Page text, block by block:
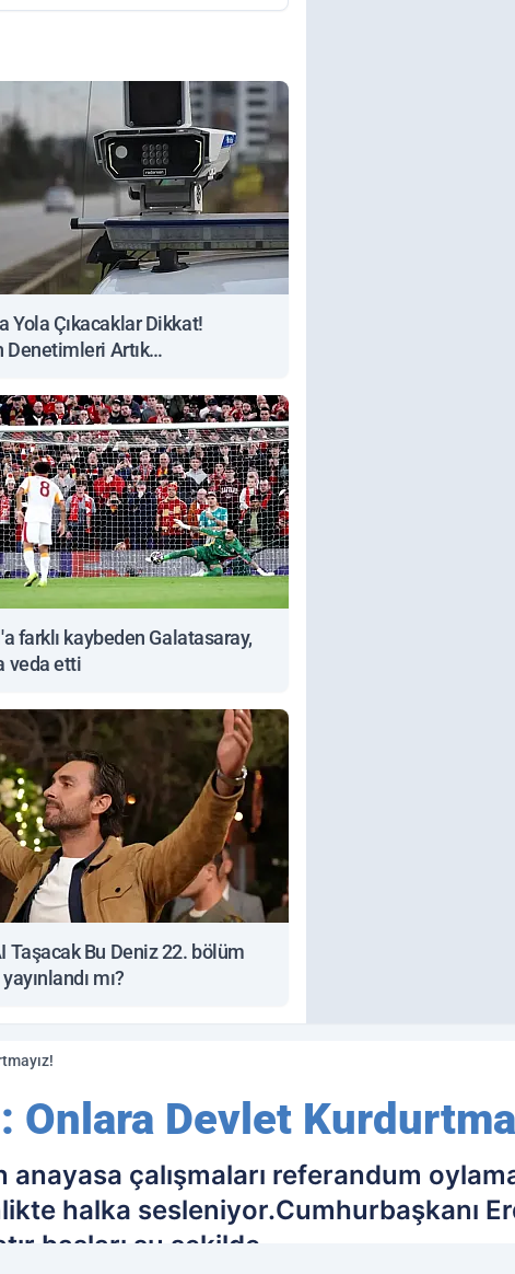
Yola Çıkacaklar Dikkat!
Denetimleri Artık
farklı kaybeden Galatasaray,
veda etti
Taşacak Bu Deniz 22. bölüm
mı?
Onlara Devlet
çalışmaları referandum
halka sesleniyor.Cumhurbaşkanı
başları şu şekilde.